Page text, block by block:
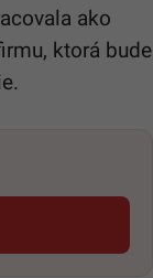
ako
ktorá bude
okne